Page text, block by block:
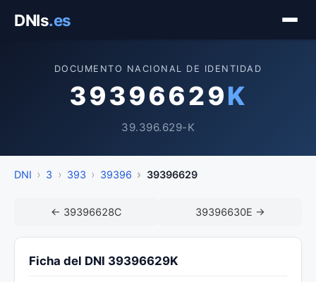
DNIs.es
DOCUMENTO NACIONAL DE IDENTIDAD
39396629K
39.396.629-K
DNI 3 393 39396 39396629
← 39396628C 39396630E →
Ficha del DNI 39396629K